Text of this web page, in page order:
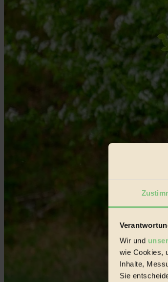
Wir und
wie Cookies,
Inhalte,
Sie